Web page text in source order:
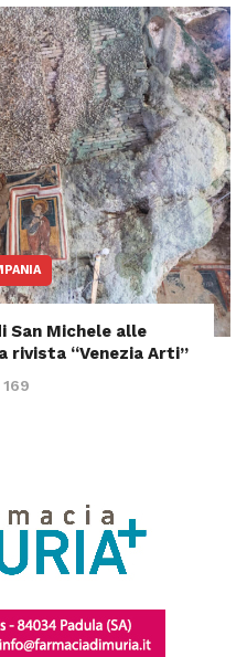
San Michele alle
rivista “Venezia Arti”
169